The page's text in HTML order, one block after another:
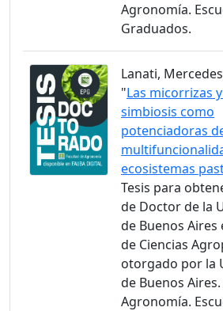
Agronomía.
Graduados.
Lanati,
"Las micorrizas
simbiosis como
potenciadoras
ecosistemas
Tesis para
de Doctor de la
de Buenos Aires
de Ciencias
otorgado por la
de Buenos
Agronomía.